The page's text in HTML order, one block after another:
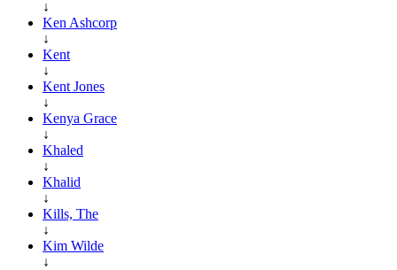
↓
Ken Ashcorp
↓
Kent
↓
Kent Jones
↓
Kenya Grace
↓
Khaled
↓
Khalid
↓
Kills, The
↓
Kim Wilde
↓